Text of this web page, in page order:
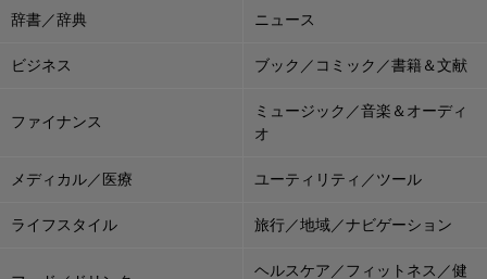
辞書／辞典 ニュース
ビジネス ブック／コミック／書籍＆文献
ファイナンス
ミュージック／音楽＆オーディ
オ
メディカル／医療 ユーティリティ／ツール
ライフスタイル 旅行／地域／ナビゲーション
ヘルスケア／フィットネス／健